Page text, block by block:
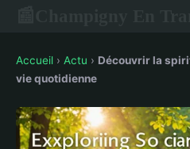
Accueil › Actu › Découvrir la
vie quotidienne